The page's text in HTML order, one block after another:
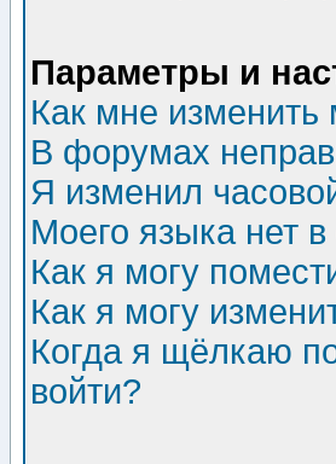
Параметры и
Как мне изменить
В форумах
Я изменил
Моего языка нет в
Как я могу
Как я могу
Когда я щёлкаю
войти?